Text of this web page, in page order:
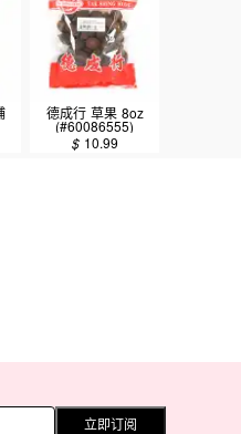
德成行 草果 8oz
(#60086555)
$ 10.99
立即订阅